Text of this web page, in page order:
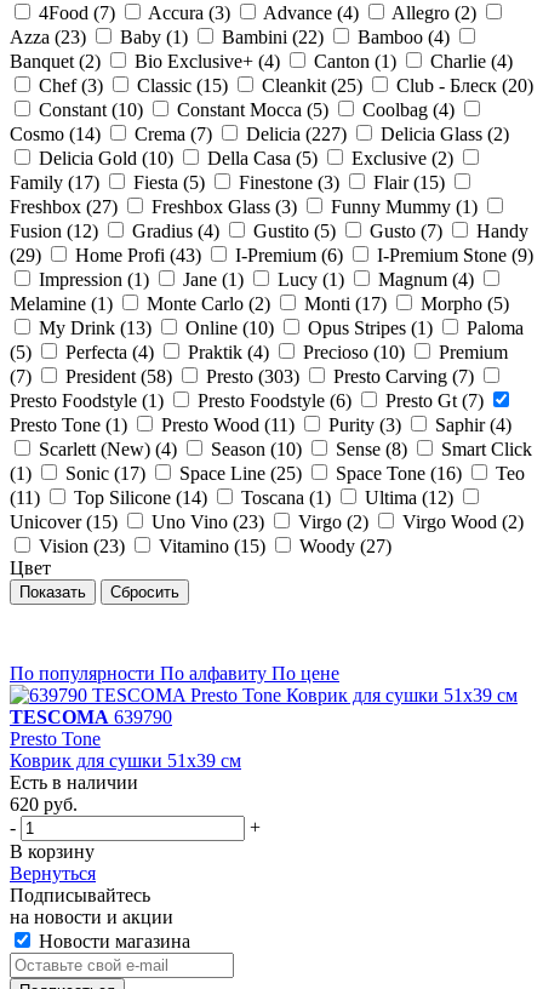
4Food (7) Accura (3) Advance (4) Allegro (2)
Azza (23) Baby (1) Bambini (22) Bamboo (4)
Banquet (2) Bio Exclusive+ (4) Canton (1) Charlie (4)
Chef (3) Classic (15) Cleankit (25) Club - Блеск (20)
Constant (10) Constant Mocca (5) Coolbag (4)
Cosmo (14) Crema (7) Delicia (227) Delicia Glass (2)
Delicia Gold (10) Della Casa (5) Exclusive (2)
Family (17) Fiesta (5) Finestone (3) Flair (15)
Freshbox (27) Freshbox Glass (3) Funny Mummy (1)
Fusion (12) Gradius (4) Gustito (5) Gusto (7)
Handy
(29) Home Profi (43) I-Premium (6) I-Premium Stone (9)
Impression (1) Jane (1) Lucy (1) Magnum (4)
Melamine (1) Monte Carlo (2) Monti (17) Morpho (5)
My Drink (13) Online (10) Opus Stripes (1)
Paloma
(5) Perfecta (4) Praktik (4) Precioso (10)
Premium
(7) President (58) Presto (303) Presto Carving (7)
Presto Foodstyle (1) Presto Foodstyle (6) Presto Gt (7)
Presto Tone (1) Presto Wood (11) Purity (3) Saphir (4)
Scarlett (New) (4) Season (10) Sense (8)
Smart Click
(1) Sonic (17) Space Line (25) Space Tone (16)
Teo
(11) Top Silicone (14) Toscana (1) Ultima (12)
Unicover (15) Uno Vino (23) Virgo (2) Virgo Wood (2)
Vision (23) Vitamino (15) Woody (27)
Цвет
По популярности По алфавиту По цене
TESCOMA 639790
Presto Tone
Коврик для сушки 51x39 см
Есть в наличии
620 руб.
-
+
В корзину
Вернуться
Подписывайтесь
на новости и акции
Новости магазина